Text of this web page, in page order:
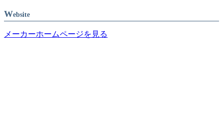
Website
メーカーホームページを見る